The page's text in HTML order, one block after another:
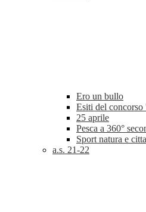
Ero un bullo
Esiti del
25 aprile
Pesca a 360°
Sport natura e
a.s. 21-22